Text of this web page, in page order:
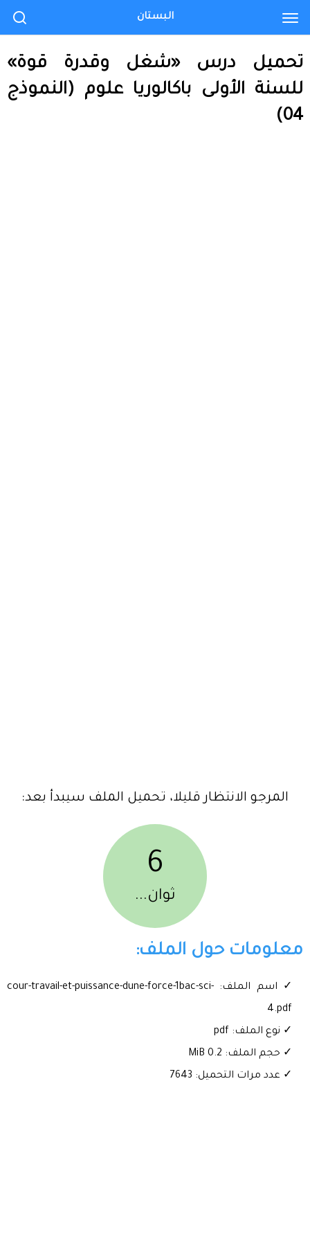
تحميل درس «شغل وقدرة قوة»
للسنة الأولى باكالوريا علوم (النموذج
04)
المرجو الانتظار قليلا، تحميل الملف سيبدأ بعد:
6
ثوان...
معلومات حول الملف:
✓ اسم الملف: cour-travail-et-puissance-dune-force-1bac-sci-
4.pdf
✓ نوع الملف: pdf
✓ حجم الملف: 0.2 MiB
✓ عدد مرات التحميل: 7643
البستان